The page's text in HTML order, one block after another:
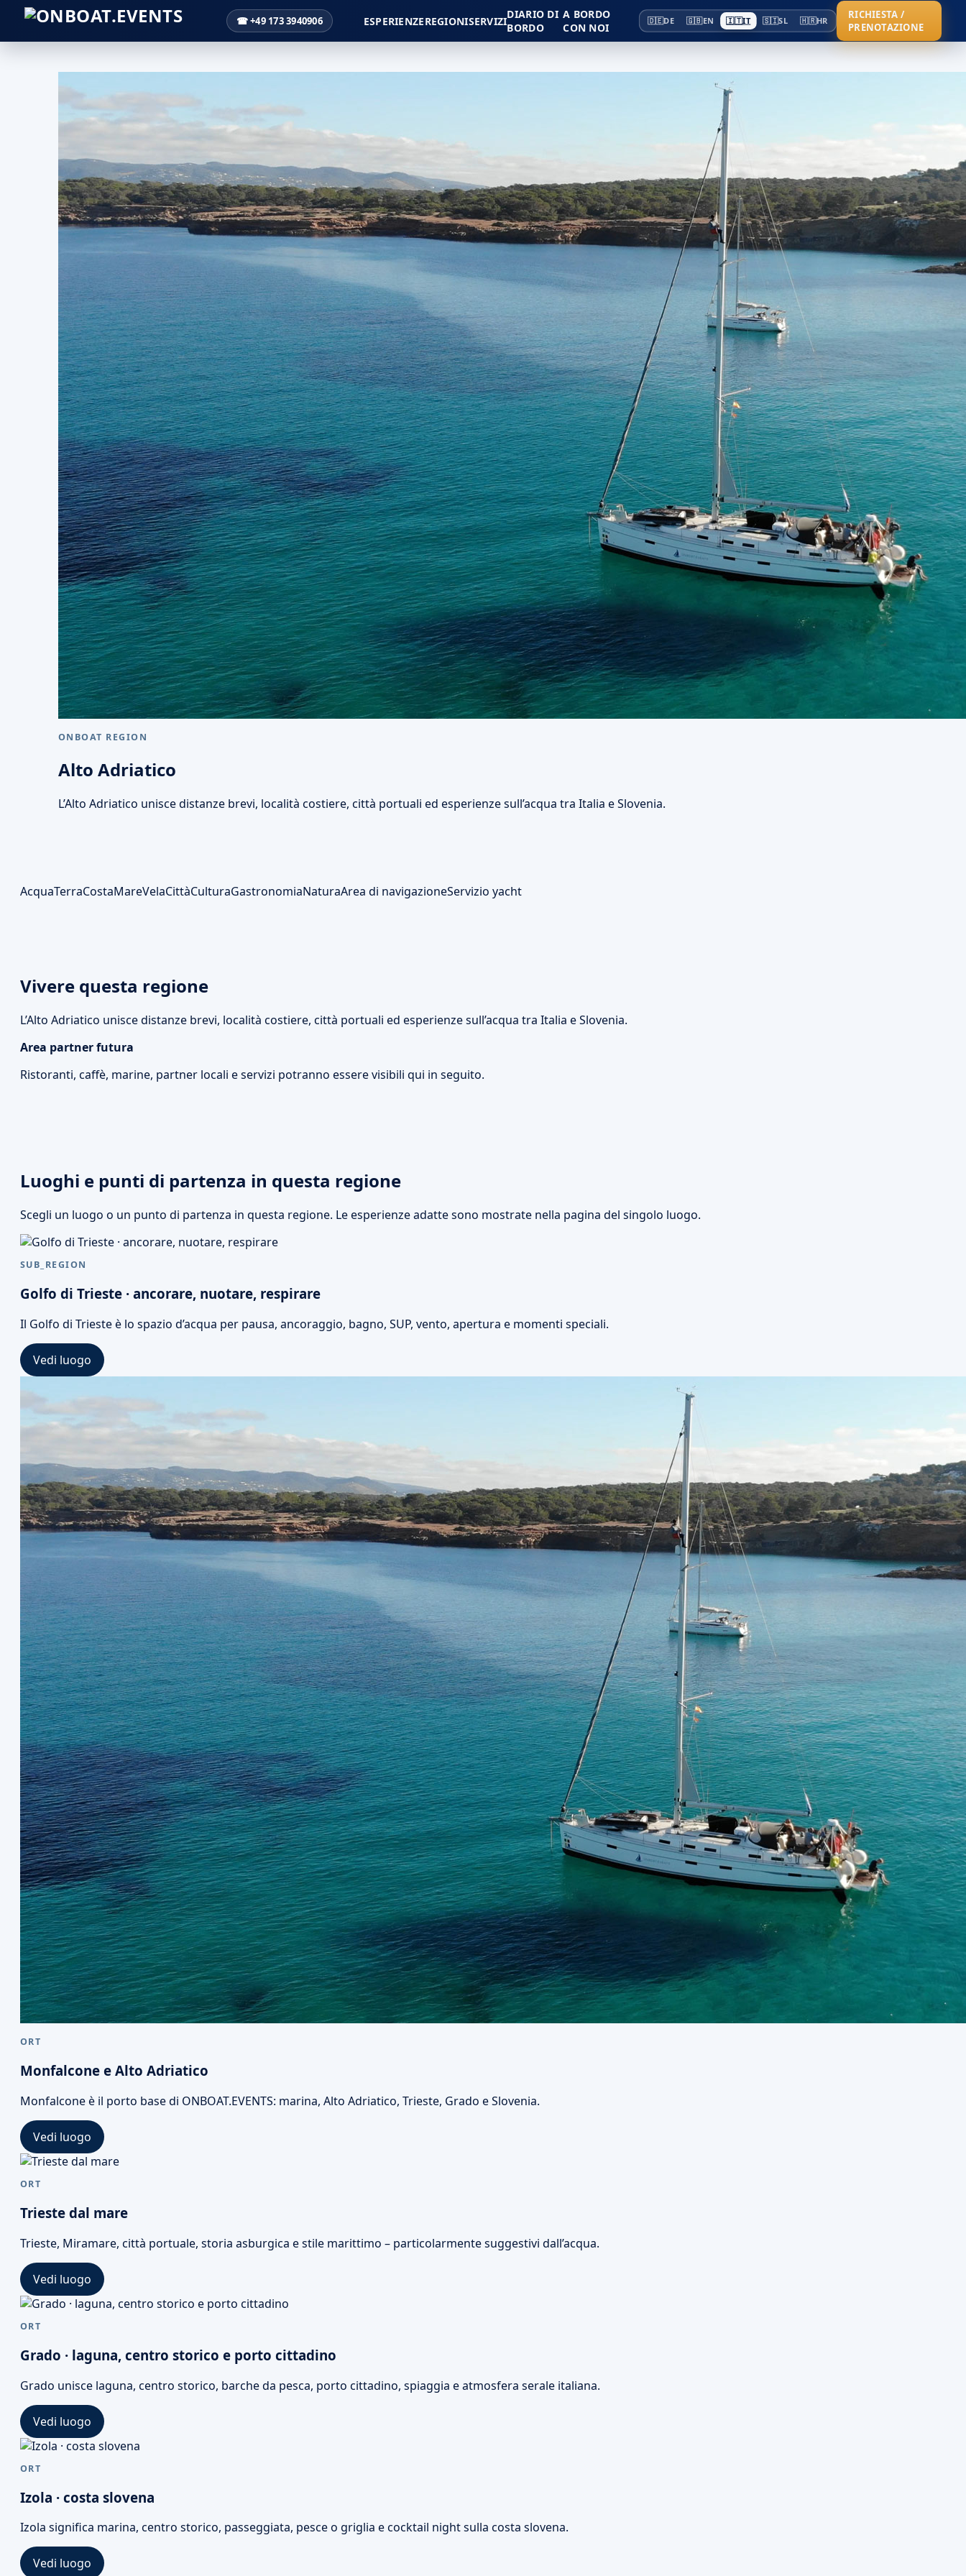
☎ +49 173 3940906 ESPERIENZEREGIONISERVIZIDIARIO DI
BORDO
A BORDO
CON NOI
🇩🇪DE 🇬🇧EN 🇮🇹IT 🇸🇮SL 🇭🇷HR
RICHIESTA /
PRENOTAZIONE
ONBOAT REGION
Alto Adriatico
L’Alto Adriatico unisce distanze brevi, località costiere, città portuali ed esperienze sull’acqua tra Italia e Slovenia.
AcquaTerraCostaMareVelaCittàCulturaGastronomiaNaturaArea di navigazioneServizio yacht
Vivere questa regione
L’Alto Adriatico unisce distanze brevi, località costiere, città portuali ed esperienze sull’acqua tra Italia e Slovenia.
Area partner futura
Ristoranti, caffè, marine, partner locali e servizi potranno essere visibili qui in seguito.
Luoghi e punti di partenza in questa regione
Scegli un luogo o un punto di partenza in questa regione. Le esperienze adatte sono mostrate nella pagina del singolo luogo.
SUB_REGION
Golfo di Trieste · ancorare, nuotare, respirare
Il Golfo di Trieste è lo spazio d’acqua per pausa, ancoraggio, bagno, SUP, vento, apertura e momenti speciali.
Vedi luogo
ORT
Monfalcone e Alto Adriatico
Monfalcone è il porto base di ONBOAT.EVENTS: marina, Alto Adriatico, Trieste, Grado e Slovenia.
Vedi luogo
ORT
Trieste dal mare
Trieste, Miramare, città portuale, storia asburgica e stile marittimo – particolarmente suggestivi dall’acqua.
Vedi luogo
ORT
Grado · laguna, centro storico e porto cittadino
Grado unisce laguna, centro storico, barche da pesca, porto cittadino, spiaggia e atmosfera serale italiana.
Vedi luogo
ORT
Izola · costa slovena
Izola significa marina, centro storico, passeggiata, pesce o griglia e cocktail night sulla costa slovena.
Vedi luogo